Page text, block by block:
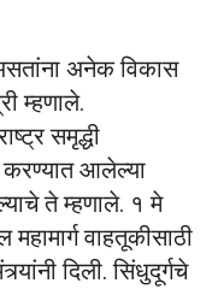
अनेक विकास
म्हणाले.
समृद्धी
करण्यात आलेल्या
ते म्हणाले. १ मे
महामार्ग वाहतूकीसाठी
दिली. सिंधुदूर्गचे